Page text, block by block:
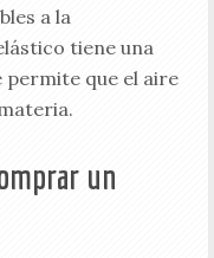
a la
tiene una
que el aire
un